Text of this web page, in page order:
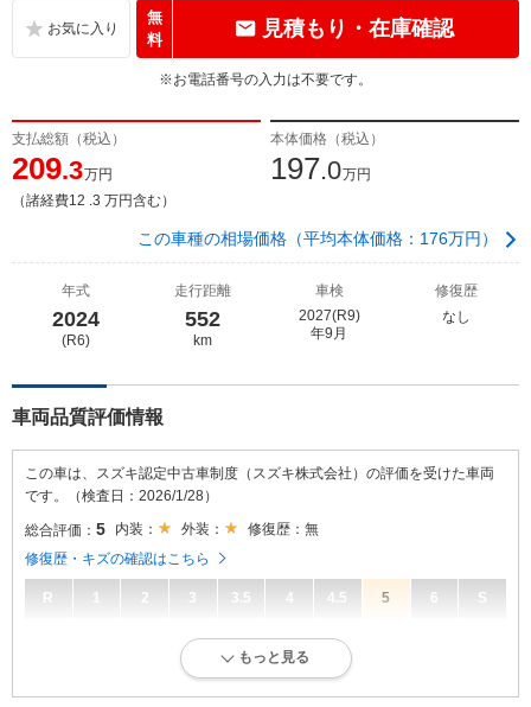
無
料
見積もり・在庫確認
※お電話番号の入力は不要です。
支払総額（税込）
209.3万円
（諸経費12 .3 万円含む）
本体価格（税込）
197.0万円
この車種の相場価格（平均本体価格：176万円）
年式
2024
(R6)
走行距離
552
km
車検
2027(R9)
年9月
修復歴
なし
車両品質評価情報
この車は、スズキ認定中古車制度（スズキ株式会社）の評価を受けた車両
です。（検査日：2026/1/28）
総合評価： 5 内装： 外装：
修復歴：無
修復歴・キズの確認はこちら
R 1 2 3 3.5 4 4.5 5 6 S
目立たない傷・凹み等が少しありますが、概ね良好な状態。走行5万km
もっと見る